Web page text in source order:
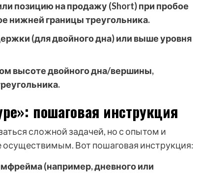
позицию на продажу (Short) при пробое
нижней границы треугольника.
(для двойного дна) или выше уровня
высоте двойного дна/вершины,
пошаговая инструкция
сложной задачей, но с опытом и
осуществимым. Вот пошаговая инструкция:
(например, дневного или